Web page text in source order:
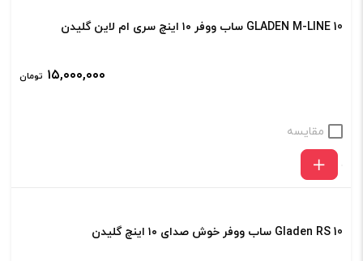
GLADEN M-LINE 10 ساب ووفر ۱۰ اینچ سری ام لاین گلیدن
۱۵,۰۰۰,۰۰۰ تومان
مقایسه
Gladen RS 10 ساب ووفر خوش صدای ۱۰ اینچ گلیدن